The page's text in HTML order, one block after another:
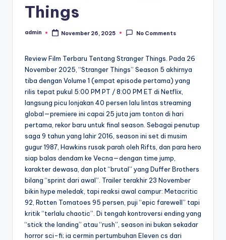
Things
Posted
admin November 26, 2025 No Comments
Review Film Terbaru Tentang Stranger Things. Pada 26
November 2025, “Stranger Things” Season 5 akhirnya
tiba dengan Volume 1 (empat episode pertama) yang
rilis tepat pukul 5:00 PM PT / 8:00 PM ET di Netflix,
langsung picu lonjakan 40 persen lalu lintas streaming
global—premiere ini capai 25 juta jam tonton di hari
pertama, rekor baru untuk final season. Sebagai penutup
saga 9 tahun yang lahir 2016, season ini set di musim
gugur 1987, Hawkins rusak parah oleh Rifts, dan para hero
siap balas dendam ke Vecna—dengan time jump,
karakter dewasa, dan plot “brutal” yang Duffer Brothers
bilang “sprint dari awal”. Trailer terakhir 23 November
bikin hype meledak, tapi reaksi awal campur: Metacritic
92, Rotten Tomatoes 95 persen, puji “epic farewell” tapi
kritik “terlalu chaotic”. Di tengah kontroversi ending yang
“stick the landing” atau “rush”, season ini bukan sekadar
horror sci-fi; ia cermin pertumbuhan Eleven cs dari